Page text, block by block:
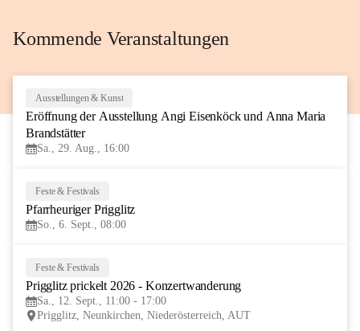
Kommende Veranstaltungen
AUG
Ausstellungen & Kunst
Eröffnung der Ausstellung Angi Eisenköck und Anna Maria
Brandstätter
Sa., 29. Aug., 16:00
Feste & Festivals
Pfarrheuriger Prigglitz
So., 6. Sept., 08:00
Feste & Festivals
Prigglitz prickelt 2026 - Konzertwanderung
Sa., 12. Sept., 11:00 - 17:00
Prigglitz, Neunkirchen, Niederösterreich, AUT